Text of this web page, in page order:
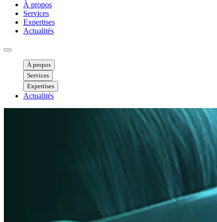
À propos
Services
Expertises
Actualités
Ouvrir menu mobile
À propos
Services
Expertises
Actualités